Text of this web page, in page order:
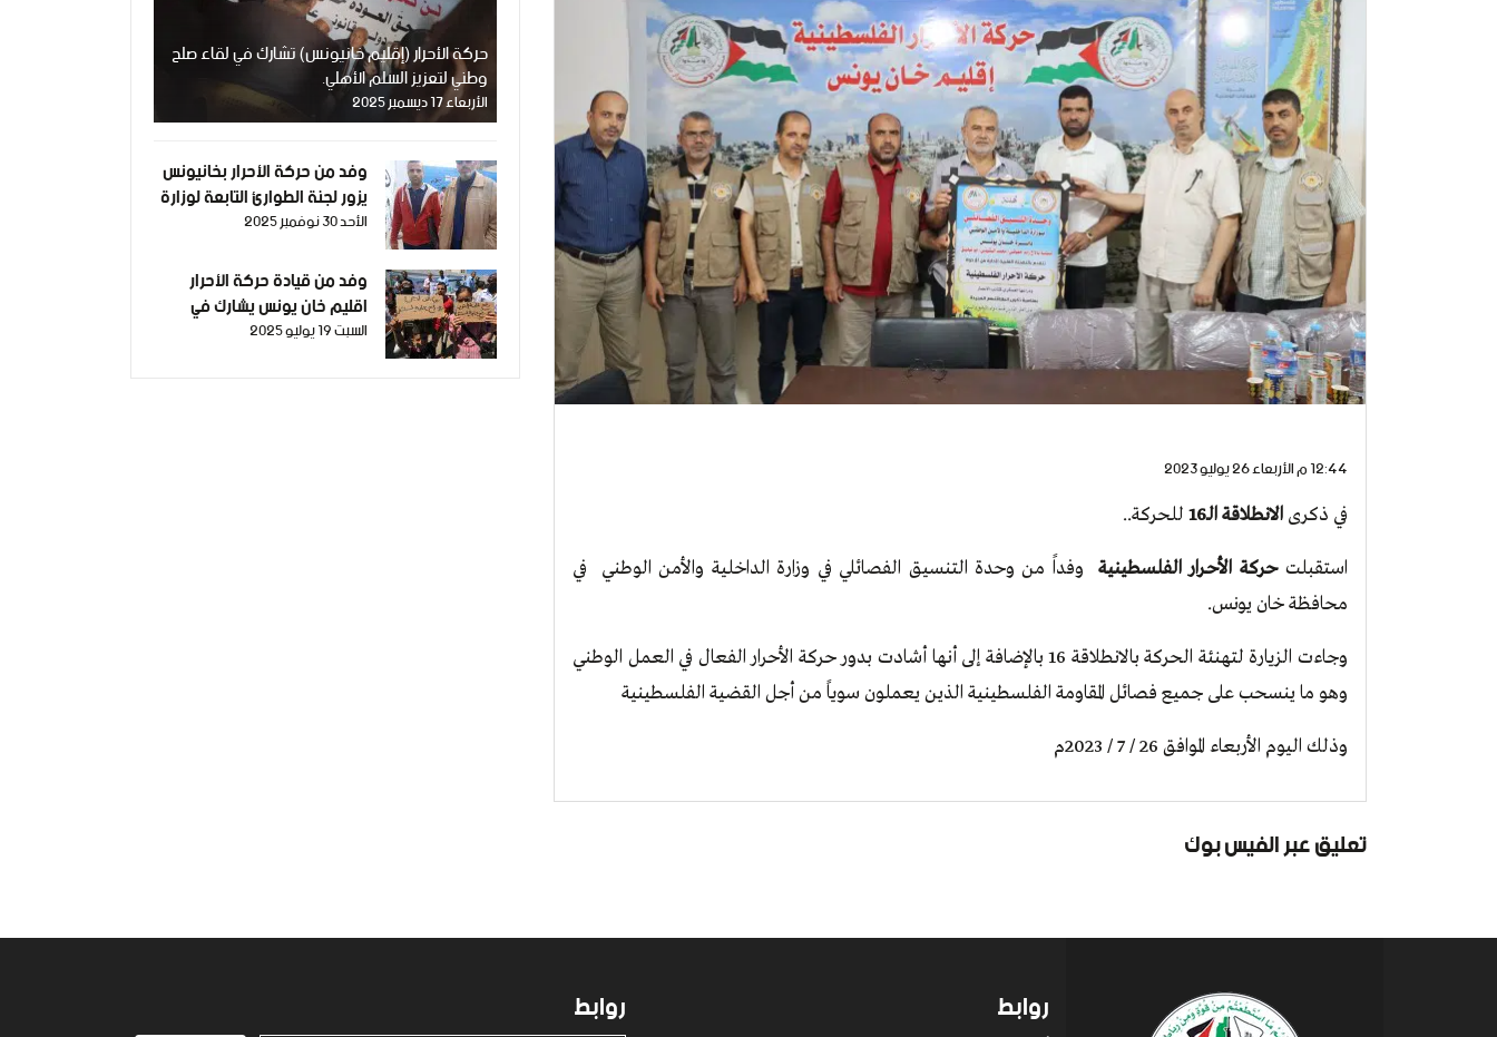
12:44 م الأربعاء 26 يوليو 2023
في ذكرى الانطلاقة الـ16 للحركة..
استقبلتحركة الأحـرار الفلسطينية وفداً من وحدة التنسيق الفصائلي في وزارة الداخلية والأمن الوطني في
محافظة خان يونس.
وجاءت الزيارة لتهنئة الحركة بالانطلاقة 16 بالإضافة إلى أنها أشادت بدور حركة الأحرار الفعال في العمل الوطني
وهو ما ينسحب على جميع فصائل المقاومة الفلسطينية الذين يعملون سوياً من أجل القضية الفلسطينية
وذلك اليوم الأربعاء الموافق 26 / 7 / 2023م
تعليق عبر الفيس بوك
حركة الأحرار (إقليم خانيونس) تشارك في لقاء صلح
وطني لتعزيز السلم الأهلي.
الأربعاء 17 ديسمبر 2025
وفد من حركة الأحرار بخانيونس
يزور لجنة الطوارئ التابعة لوزارة
الداخلية.
الأحد 30 نوفمبر 2025
وفد من قيادة حركة الأحرار
اقليم خان يونس يشارك في
الوقفة الغاضبة بعنوان لا
السبت 19 يوليو 2025
روابط روابط